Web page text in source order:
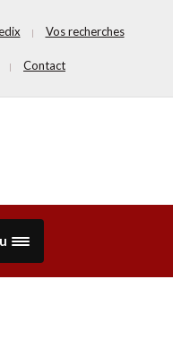
Vos recherches
Contact